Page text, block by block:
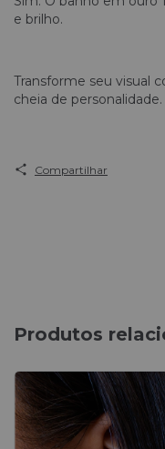
e brilho.
Transforme seu visual
cheia de
Compartilhar
Produtos